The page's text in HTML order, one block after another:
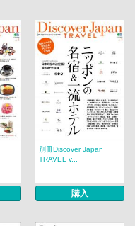
別冊Discover Japan
TRAVEL v...
購入